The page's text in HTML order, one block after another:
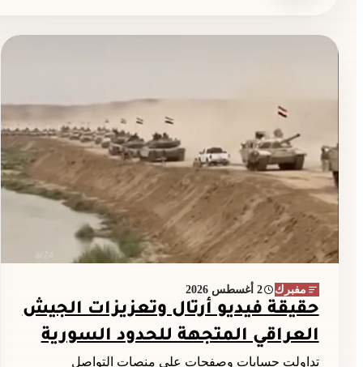
مفبرك 2 أغسطس 2026
حقيقة فيديو أرتال وتعزيزات الجيش
العراقي المتجهة للحدود السورية
تداولت حسابات وصفحات على منصات التواصل